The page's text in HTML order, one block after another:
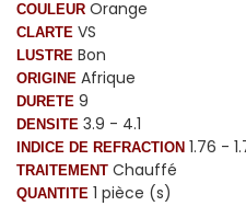
COULEUR Orange
CLARTE VS
LUSTRE Bon
ORIGINE Afrique
DURETE 9
DENSITE 3.9 - 4.1
INDICE DE REFRACTION 1.76 -
TRAITEMENT Chauffé
QUANTITE 1 pièce (s)